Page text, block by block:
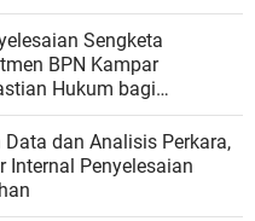
Sengketa
BPN Kampar
Hukum bagi
dan Analisis Perkara,
Internal Penyelesaian